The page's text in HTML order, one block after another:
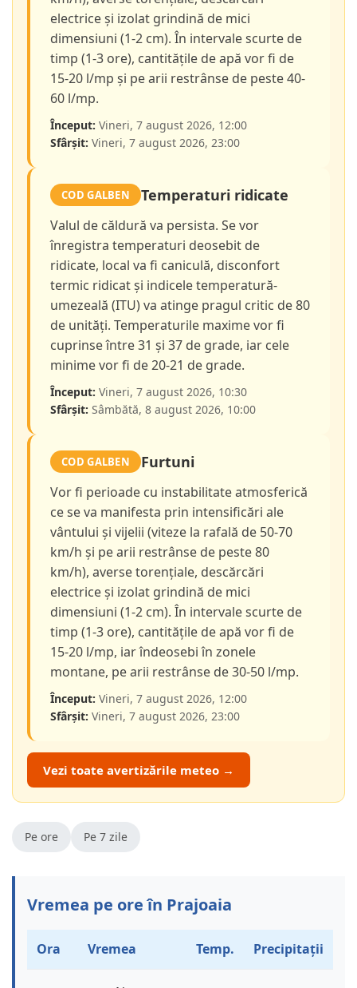
electrice și izolat grindină de mici
dimensiuni (1-2 cm). În intervale scurte de
timp (1-3 ore), cantitățile de apă vor fi de
15-20 l/mp și pe arii restrânse de peste 40-
60 l/mp.
Început: Vineri, 7 august 2026, 12:00
Sfârșit: Vineri, 7 august 2026, 23:00
COD GALBEN Temperaturi ridicate
Valul de căldură va persista. Se vor
înregistra temperaturi deosebit de
ridicate, local va fi caniculă, disconfort
termic ridicat și indicele temperatură-
umezeală (ITU) va atinge pragul critic de 80
de unități. Temperaturile maxime vor fi
cuprinse între 31 și 37 de grade, iar cele
minime vor fi de 20-21 de grade.
Început: Vineri, 7 august 2026, 10:30
Sfârșit: Sâmbătă, 8 august 2026, 10:00
COD GALBEN Furtuni
Vor fi perioade cu instabilitate atmosferică
ce se va manifesta prin intensificări ale
vântului și vijelii (viteze la rafală de 50-70
km/h și pe arii restrânse de peste 80
km/h), averse torențiale, descărcări
electrice și izolat grindină de mici
dimensiuni (1-2 cm). În intervale scurte de
timp (1-3 ore), cantitățile de apă vor fi de
15-20 l/mp, iar îndeosebi în zonele
montane, pe arii restrânse de 30-50 l/mp.
Început: Vineri, 7 august 2026, 12:00
Sfârșit: Vineri, 7 august 2026, 23:00
Vezi toate avertizările meteo →
Pe ore Pe 7 zile
Vremea pe ore în Prajoaia
Ora Vremea Temp. Precipitații